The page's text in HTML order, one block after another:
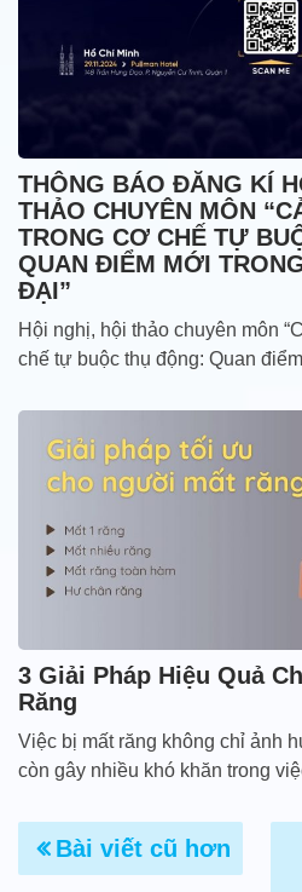
THÔNG BÁO ĐĂNG KÍ
THẢO CHUYÊN MÔN
TRONG CƠ CHẾ TỰ
QUAN ĐIỂM MỚI
ĐẠI”
Hội nghị, hội thảo chuyên môn
chế tự buộc thụ động: Quan
3 Giải Pháp Hiệu Quả
Răng
Việc bị mất răng không chỉ ảnh
còn gây nhiều khó khăn trong
Bài viết cũ hơn